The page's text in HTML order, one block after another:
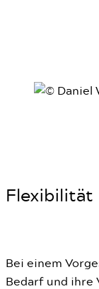
Flexibilität
Bei einem
Bedarf und ihre